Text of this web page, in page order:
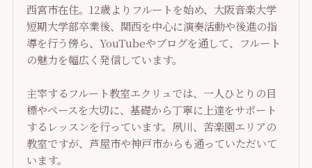
西宮市在住。12歳よりフルートを始め、大阪音楽大学
短期大学部卒業後、関西を中心に演奏活動や後進の指
導を行う傍ら、YouTubeやブログを通して、フルート
の魅力を幅広く発信しています。
主宰するフルート教室エクリュでは、一人ひとりの目
標やペースを大切に、基礎から丁寧に上達をサポート
するレッスンを行っています。夙川、苦楽園エリアの
教室ですが、芦屋市や神戸市からも通っていただいて
います。